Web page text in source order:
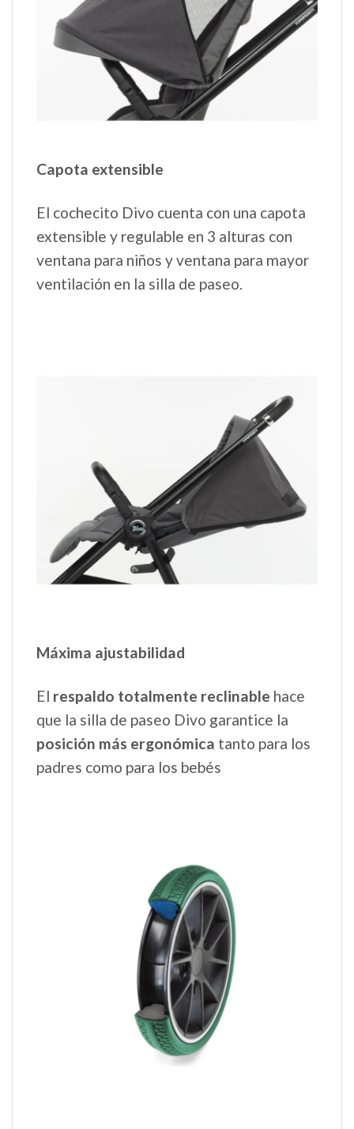
Capota extensible
El cochecito Divo cuenta con una capota
extensible y regulable en 3 alturas con
ventana para niños y ventana para mayor
ventilación en la silla de paseo.
Máxima ajustabilidad
El respaldo totalmente reclinable hace
que la silla de paseo Divo garantice la
posición más ergonómica tanto para los
padres como para los bebés